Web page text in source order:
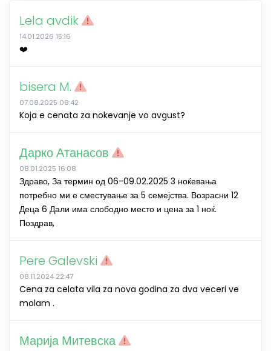
Lela avdik
14.01.2026 15:16
❤️
bisera M.
07.08.2025 08:42
Koja e cenata za nokevanje vo avgust?
Дарко Атанасов
08.01.2025 16:08
Здраво, За термин од 06-09.02.2025 3 ноќевања
потребно ми е сместување за 5 семејства. Возрасни 12
Деца 6 Дали има слободно место и цена за 1 ноќ.
Поздрав,
Pere Galevski
08.11.2024 22:47
Cena za celata vila za nova godina za dva veceri ve
molam .
Марија Митевска